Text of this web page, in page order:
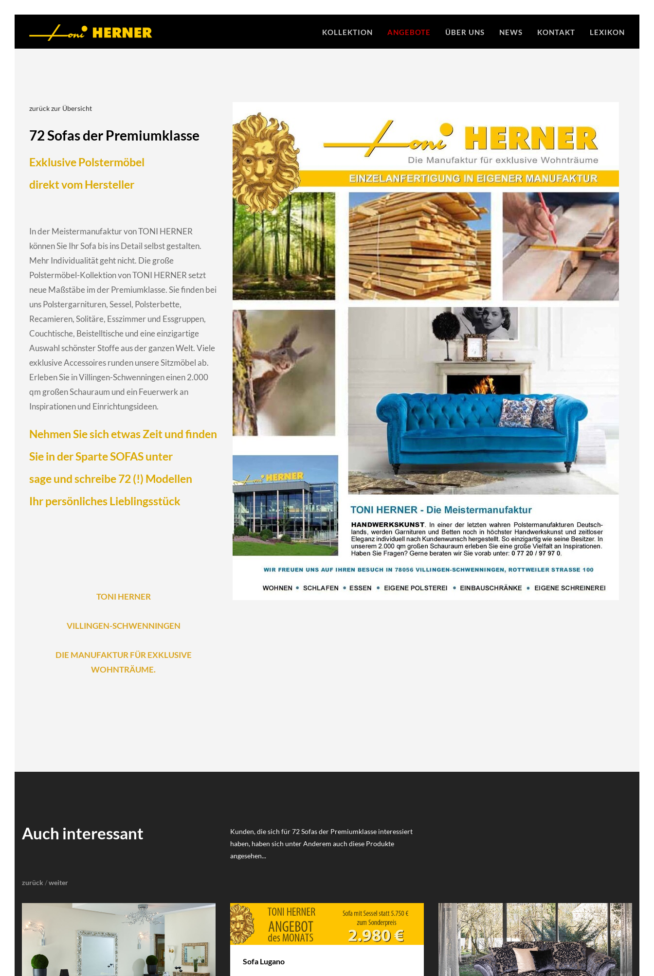
KOLLEKTION ANGEBOTE ÜBER UNS NEWS KONTAKT LEXIKON
zurück zur Übersicht
72 Sofas der Premiumklasse
Exklusive Polstermöbel
direkt vom Hersteller
In der Meistermanufaktur von TONI HERNER
können Sie Ihr Sofa bis ins Detail selbst gestalten.
Mehr Individualität geht nicht. Die große
Polstermöbel-Kollektion von TONI HERNER setzt
neue Maßstäbe im der Premiumklasse. Sie finden bei
uns Polstergarnituren, Sessel, Polsterbette,
Recamieren, Solitäre, Esszimmer und Essgruppen,
Couchtische, Beistelltische und eine einzigartige
Auswahl schönster Stoffe aus der ganzen Welt. Viele
exklusive Accessoires runden unsere Sitzmöbel ab.
Erleben Sie in Villingen-Schwenningen einen 2.000
qm großen Schauraum und ein Feuerwerk an
Inspirationen und Einrichtungsideen.
Nehmen Sie sich etwas Zeit und finden
Sie in der SparteSOFASunter
sage und schreibe 72 (!) Modellen
Ihr persönliches Lieblingsstück
TONI HERNER
VILLINGEN-SCHWENNINGEN
DIE MANUFAKTUR FÜR EXKLUSIVE
WOHNTRÄUME.
Auch interessant
Kunden, die sich für 72 Sofas der Premiumklasse interessiert
haben, haben sich unter Anderem auch diese Produkte
angesehen...
zurück /weiter
DETAILS
DETAILS
Sofa Lugano DETAILS